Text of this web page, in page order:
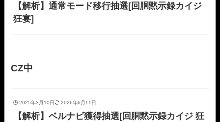
【解析】通常モード移行抽選[回胴黙示録カイジ
狂宴]
CZ中
2025年3月10日 2026年6月11日
【解析】ベルナビ獲得抽選[回胴黙示録カイジ 狂